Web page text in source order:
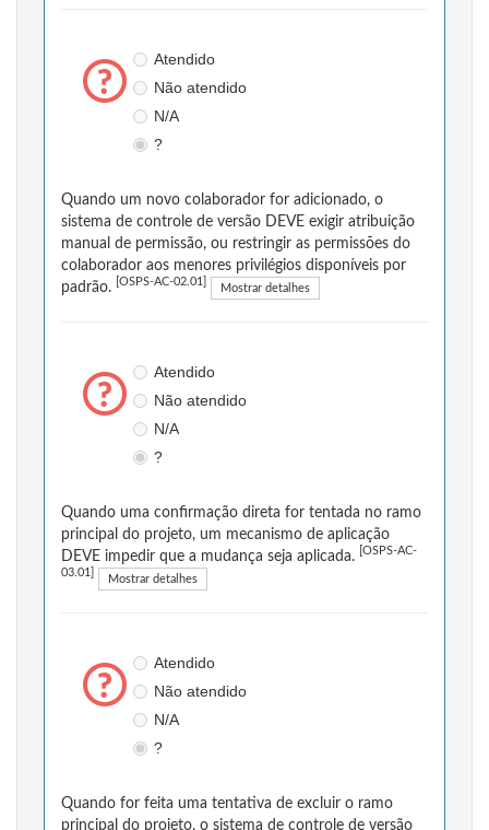
Atendido
Não atendido
N/A
?
Quando um novo colaborador for adicionado, o
sistema de controle de versão DEVE exigir atribuição
manual de permissão, ou restringir as permissões do
colaborador aos menores privilégios disponíveis por
padrão.
[OSPS-AC-02.01] Mostrar detalhes
Atendido
Não atendido
N/A
?
Quando uma confirmação direta for tentada no ramo
principal do projeto, um mecanismo de aplicação
DEVE impedir que a mudança seja aplicada.
[OSPS-AC-
03.01] Mostrar detalhes
Atendido
Não atendido
N/A
?
Quando for feita uma tentativa de excluir o ramo
principal do projeto, o sistema de controle de versão